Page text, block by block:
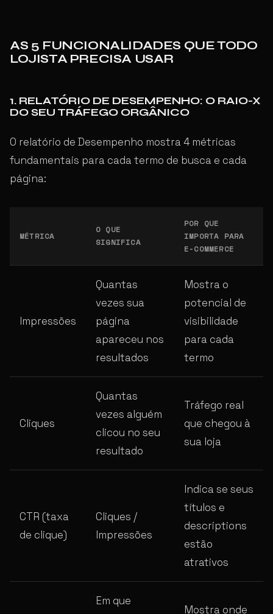
AS 5 FUNCIONALIDADES QUE TODO
LOJISTA PRECISA USAR
1. RELATÓRIO DE DESEMPENHO: O RAIO-X
DO SEU TRÁFEGO ORGÂNICO
O relatório de Desempenho mostra 4 métricas
fundamentais para cada termo de busca e cada
página:
MÉTRICA
O QUE
SIGNIFICA
POR QUE
IMPORTA PARA
E-COMMERCE
Impressões
Quantas
vezes sua
página
apareceu nos
resultados
Mostra o
potencial de
visibilidade
para cada
termo
Cliques
Quantas
vezes alguém
clicou no seu
resultado
Tráfego real
que chegou à
sua loja
CTR (taxa
de clique)
Cliques /
Impressões
Indica se seus
títulos e
descriptions
estão
atrativos
Em que
Mostra onde